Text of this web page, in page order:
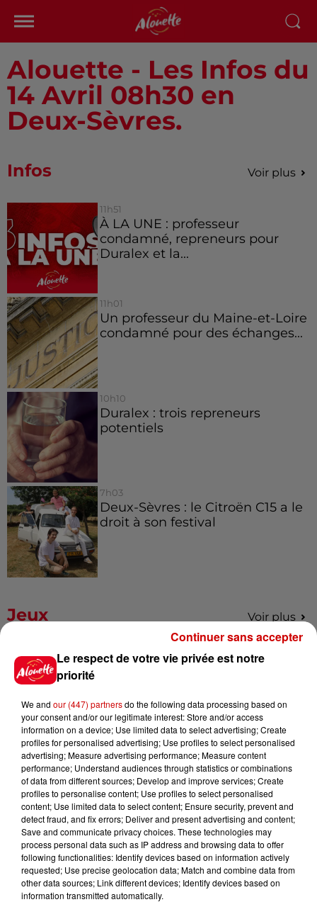
Alouette - Les Infos du
14 Avril 08h30 en
Deux-Sèvres.
Infos Voir plus
11h51
À LA UNE : professeur
condamné, repreneurs pour
Duralex et la...
11h01
Un professeur du Maine-et-Loire
condamné pour des échanges...
10h10
Duralex : trois repreneurs
potentiels
7h03
Deux-Sèvres : le Citroën C15 a le
droit à son festival
Jeux Voir plus
Gagnez vos places pour le
Festival du Roi Arthur 2026 !
Gagnez vos entrées pour le
Musée du Sport Automobile au
Mans !
Alouette vous invite à
Futuroscope Xperiences !
Le respect de votre vie privée est notre
priorité
We and our (447) partnersdo the following data processing based on
your consent and/or our legitimate interest: Store and/or access
information on a device; Use limited data to select advertising; Create
profiles for personalised advertising; Use profiles to select personalised
advertising; Measure advertising performance; Measure content
performance; Understand audiences through statistics or combinations
of data from different sources; Develop and improve services; Create
profiles to personalise content; Use profiles to select personalised
content; Use limited data to select content; Ensure security, prevent and
detect fraud, and fix errors; Deliver and present advertising and content;
Save and communicate privacy choices. These technologies may
process personal data such as IP address and browsing data to offer
following functionalities: Identify devices based on information actively
requested; Use precise geolocation data; Match and combine data from
other data sources; Link different devices; Identify devices based on
information transmitted automatically.
Continuer sans accepter